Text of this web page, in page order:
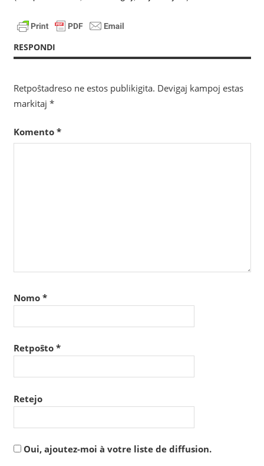
RESPONDI
Retpoŝtadreso ne estos publikigita. Devigaj kampoj estas
markitaj *
Komento *
Nomo *
Retpoŝto *
Retejo
Oui, ajoutez-moi à votre liste de diffusion.